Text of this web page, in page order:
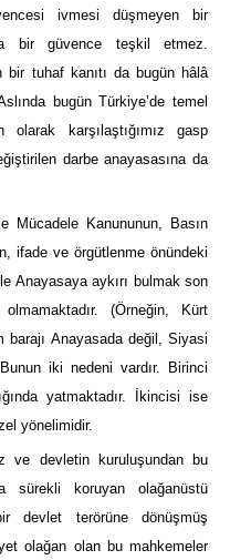
ivmesi düşmeyen bir
bir güvence teşkil etmez.
bir tuhaf kanıtı da bugün hâlâ
bugün Türkiye’de temel
karşılaştığımız gasp
darbe anayasasına da
Mücadele Kanununun, Basın
ifade ve örgütlenme önündeki
Anayasaya aykırı bulmak son
(Örneğin, Kürt
barajı Anayasada değil, Siyasi
iki nedeni vardır. Birinci
yatmaktadır. İkincisi ise
yönelimidir.
ve devletin kuruluşundan bu
sürekli koruyan olağanüstü
devlet terörüne dönüşmüş
olağan olan bu mahkemeler